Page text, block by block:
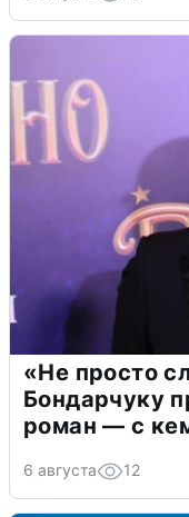
«Не просто
Бондарчуку
роман — с
6 августа 12